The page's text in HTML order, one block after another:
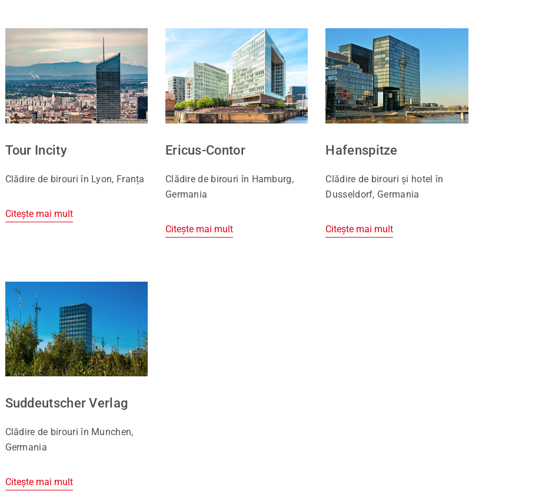
Tour Incity
Clădire de birouri în Lyon, Franța
Citește mai mult
Ericus-Contor
Clădire de birouri în Hamburg,
Germania
Citește mai mult
Hafenspitze
Clădire de birouri şi hotel în
Dusseldorf, Germania
Citește mai mult
Suddeutscher Verlag
Clădire de birouri în Munchen,
Germania
Citește mai mult